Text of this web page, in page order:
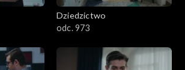
Dziedzictwo
odc. 973